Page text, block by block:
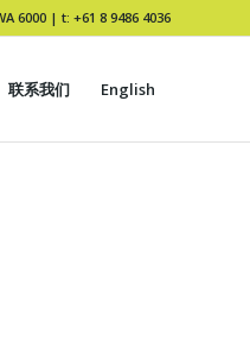
6000 | t: +61 8 9486 4036
联系我们 English